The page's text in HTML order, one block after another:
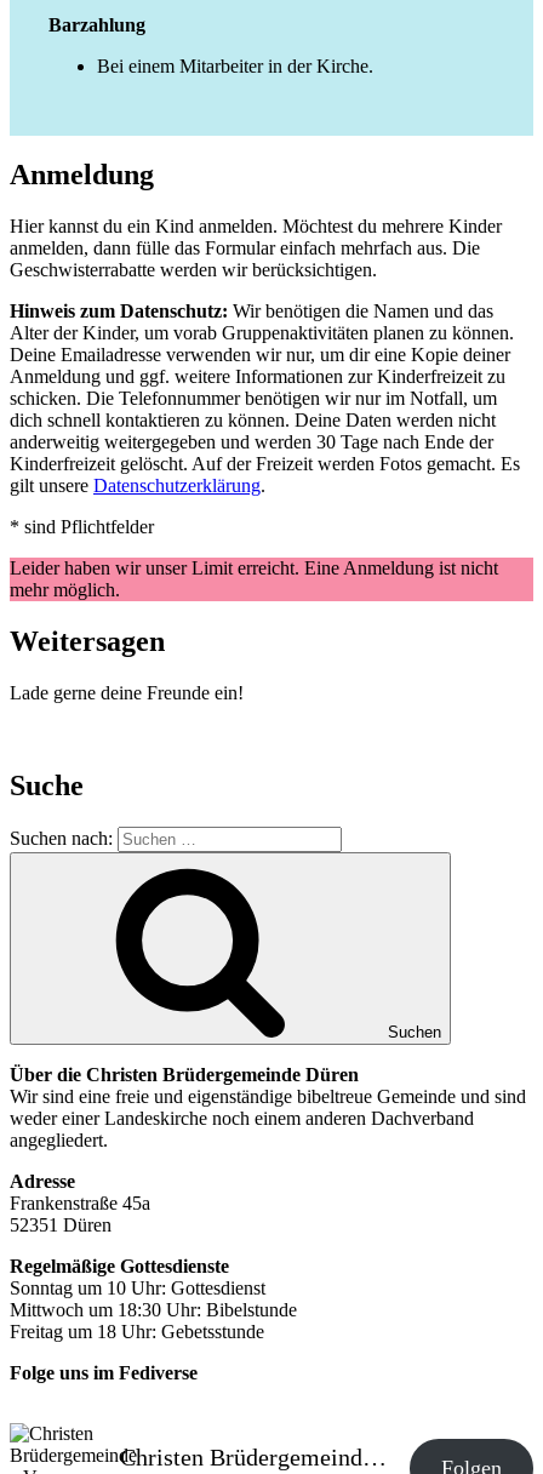
Barzahlung
Bei einem Mitarbeiter in der Kirche.
Anmeldung
Hier kannst du ein Kind anmelden. Möchtest du mehrere Kinder
anmelden, dann fülle das Formular einfach mehrfach aus. Die
Geschwisterrabatte werden wir berücksichtigen.
Hinweis zum Datenschutz: Wir benötigen die Namen und das
Alter der Kinder, um vorab Gruppenaktivitäten planen zu können.
Deine Emailadresse verwenden wir nur, um dir eine Kopie deiner
Anmeldung und ggf. weitere Informationen zur Kinderfreizeit zu
schicken. Die Telefonnummer benötigen wir nur im Notfall, um
dich schnell kontaktieren zu können. Deine Daten werden nicht
anderweitig weitergegeben und werden 30 Tage nach Ende der
Kinderfreizeit gelöscht. Auf der Freizeit werden Fotos gemacht. Es
gilt unsere Datenschutzerklärung.
* sind Pflichtfelder
Leider haben wir unser Limit erreicht. Eine Anmeldung ist nicht
mehr möglich.
Weitersagen
Lade gerne deine Freunde ein!
Suche
Suchen nach:
Suchen
Über die Christen Brüdergemeinde Düren
Wir sind eine freie und eigenständige bibeltreue Gemeinde und sind
weder einer Landeskirche noch einem anderen Dachverband
angegliedert.
Adresse
Frankenstraße 45a
52351 Düren
Regelmäßige Gottesdienste
Sonntag um 10 Uhr: Gottesdienst
Mittwoch um 18:30 Uhr: Bibelstunde
Freitag um 18 Uhr: Gebetsstunde
Folge uns im Fediverse
Christen Brüdergemeinde e.V. Folgen